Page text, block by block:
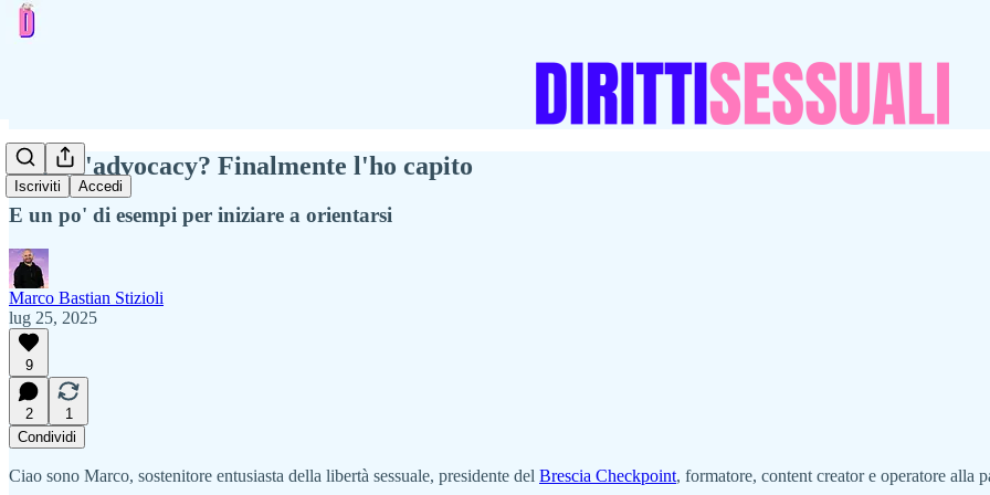
Iscriviti Accedi
Cos'è l'advocacy? Finalmente l'ho capito
E un po' di esempi per iniziare a orientarsi
Marco Bastian Stizioli
lug 25, 2025
9
2
1
Condividi
Ciao sono Marco, sostenitore entusiasta della libertà sessuale, presidente del Brescia Checkpoint, formatore, content creator e operatore alla